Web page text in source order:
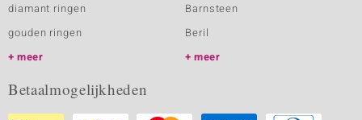
diamant ringen
gouden ringen
meer
Barnsteen
Beril
meer
Betaalmogelijkheden